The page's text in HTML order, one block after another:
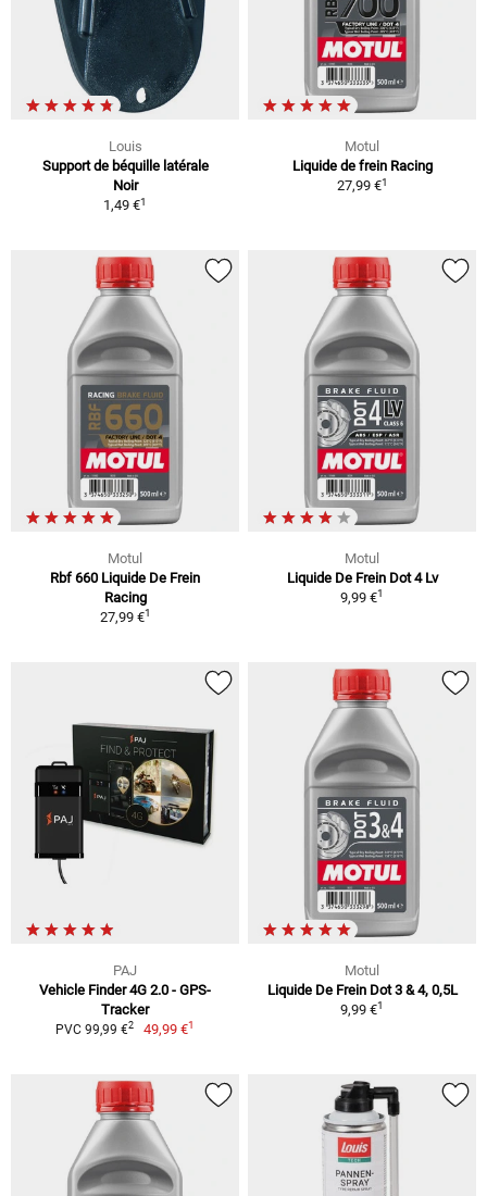
Louis
Support de béquille latérale
Noir
1,49 €1
Motul
Liquide de frein Racing
27,99 €1
Motul
Rbf 660 Liquide De Frein
Racing
27,99 €1
Motul
Liquide De Frein Dot 4 Lv
9,99 €1
PAJ
Vehicle Finder 4G 2.0 - GPS-
Tracker
PVC 99,99 €2 49,99 €1
Motul
Liquide De Frein Dot 3 & 4, 0,5L
9,99 €1